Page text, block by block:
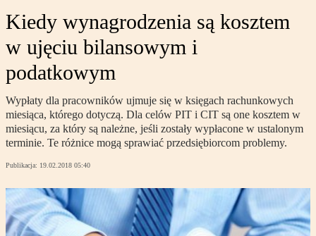
Kiedy wynagrodzenia są kosztem
w ujęciu bilansowym i
podatkowym
Wypłaty dla pracowników ujmuje się w księgach rachunkowych
miesiąca, którego dotyczą. Dla celów PIT i CIT są one kosztem w
miesiącu, za który są należne, jeśli zostały wypłacone w ustalonym
terminie. Te różnice mogą sprawiać przedsiębiorcom problemy.
Publikacja: 19.02.2018 05:40